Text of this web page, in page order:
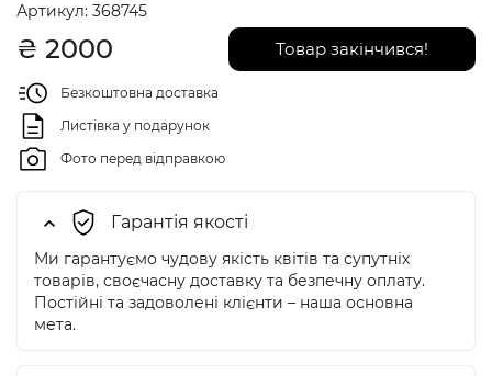
Артикул: 368745
₴ 2000 Товар закінчився!
Безкоштовна доставка
Листівка у подарунок
Фото перед відправкою
Гарантія якості
Ми гарантуємо чудову якість квітів та супутніх
товарів, своєчасну доставку та безпечну оплату.
Постійні та задоволені клієнти – наша основна
мета.